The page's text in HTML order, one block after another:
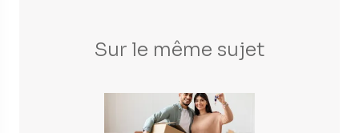
Sur le même sujet